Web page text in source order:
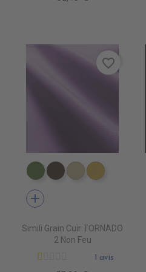
EN3340 ALGREEN
EN3310 GOVA
EN3390 CLAY
EN3430
add
Simili Grain Cuir TORNADO
2 Non Feu
1 avis
favorite_border